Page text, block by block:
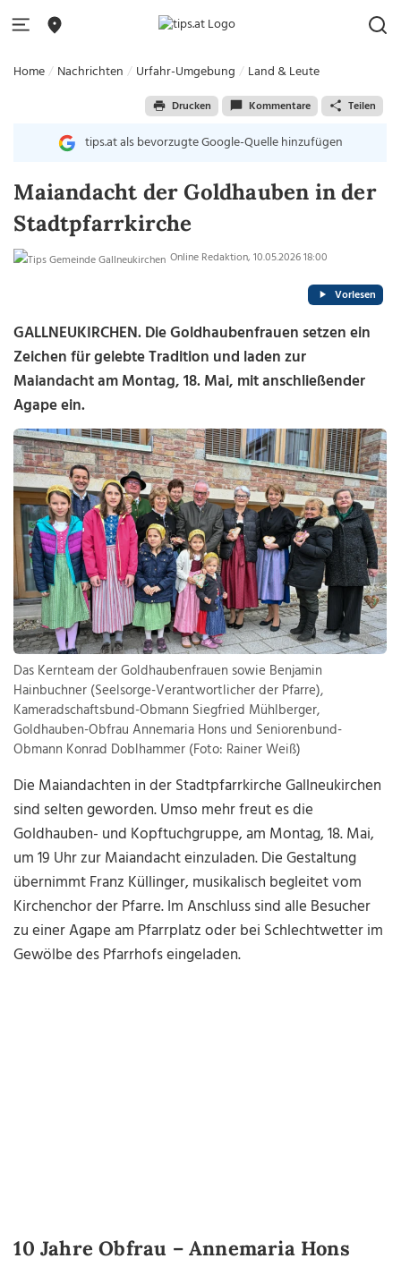
Home Nachrichten Urfahr-Umgebung Land & Leute
Drucken Kommentare Teilen
tips.at als bevorzugte Google-Quelle hinzufügen
Maiandacht der Goldhauben in der
Stadtpfarrkirche
Online Redaktion, 10.05.2026 18:00
Vorlesen
GALLNEUKIRCHEN. Die Goldhaubenfrauen setzen ein
Zeichen für gelebte Tradition und laden zur
Maiandacht am Montag, 18. Mai, mit anschließender
Agape ein.
Das Kernteam der Goldhaubenfrauen sowie Benjamin
Hainbuchner (Seelsorge-Verantwortlicher der Pfarre),
Kameradschaftsbund-Obmann Siegfried Mühlberger,
Goldhauben-Obfrau Annemaria Hons und Seniorenbund-
Obmann Konrad Doblhammer (Foto: Rainer Weiß)
Die Maiandachten in der Stadtpfarrkirche Gallneukirchen
sind selten geworden. Umso mehr freut es die
Goldhauben- und Kopftuchgruppe, am Montag, 18. Mai,
um 19 Uhr zur Maiandacht einzuladen. Die Gestaltung
übernimmt Franz Küllinger, musikalisch begleitet vom
Kirchenchor der Pfarre. Im Anschluss sind alle Besucher
zu einer Agape am Pfarrplatz oder bei Schlechtwetter im
Gewölbe des Pfarrhofs eingeladen.
10 Jahre Obfrau – Annemaria Hons